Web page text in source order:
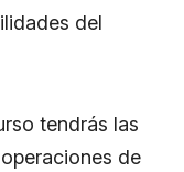
del
tendrás las
de